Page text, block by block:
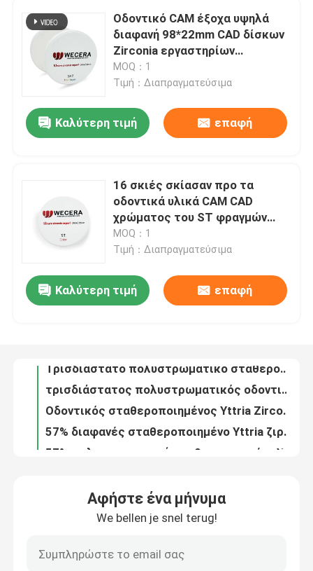
Προϊόντα
Εμφάνιση VR
Επισκεψή εργοστασίου
Έλεγχος ποιότητας
Ζητήστε μια προσφορά
Οδοντικό CAM έξοχα υψηλά
διαφανή 98*22mm CAD δίσκων
Zirconia εργαστηρίων
πολυστρωματικό
MOQ：1
Τιμή：Διαπραγματεύσιμα
Καλύτερη τιμή επαφή
16 σκιές σκίασαν προ τα
οδοντικά υλικά CAM CAD
χρώματος του ST φραγμών
Zirconia
MOQ：1
Τιμή：Διαπραγματεύσιμα
Καλύτερη τιμή επαφή
57% διαφανές σταθεροποιημένο Yttria ζιρκόνιο Preshaded πολυστρωματικό Α1 98*18mm
57% πολυστρωματική σταθεροποιημένη Yttria οδοντική άλεση 98*22mm Α1 CAM CAD Zirconia
43% - διαφανής Wieland σταθεροποιημένος Yttria Zirconia δίσκος οξειδίων 57% οδοντικός
Αφήστε ένα μήνυμα
We bellen je snel terug!